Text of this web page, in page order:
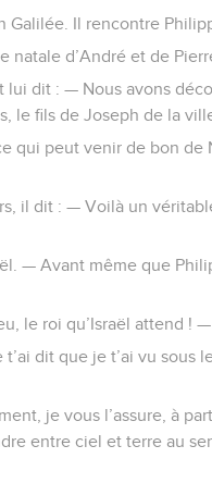
Galilée. Il rencontre
natale d’André et de
lui dit : — Nous avons
le fils de Joseph de la
qui peut venir de bon de
il dit : — Voilà un
— Avant même que
le roi qu’Israël attend ! —
dit que je t’ai vu sous
je vous l’assure, à
entre ciel et terre au